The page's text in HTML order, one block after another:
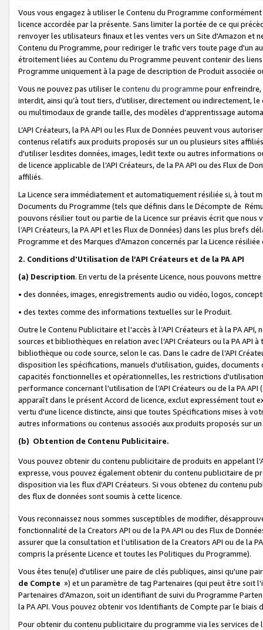
Vous vous engagez à utiliser le Contenu du Programme
licence accordée par la présente. Sans limiter la portée de ce qui
renvoyer les utilisateurs finaux et les ventes vers un Site d'Amazon et
Contenu du Programme, pour rediriger le trafic vers toute page d'un
étroitement liées au Contenu du Programme peuvent contenir des
Programme uniquement à la page de description de Produit associée
Vous ne pouvez pas utiliser le contenu du programme pour
interdit, ainsi qu’à tout tiers, d’utiliser, directement ou indirectement,
ou multimodaux de grande taille, des modèles d’apprentissage
L’API Créateurs, la PA API ou les Flux de Données peuvent vous
contenus relatifs aux produits proposés sur un ou plusieurs sites
d'utiliser lesdites données, images, ledit texte ou autres informations
de licence applicable de l’API Créateurs, de la PA API ou des Flux de
affiliés.
La Licence sera immédiatement et automatiquement résiliée si, à
Documents du Programme (tels que définis dans le Décompte de
pouvons résilier tout ou partie de la Licence sur préavis écrit que
l’API Créateurs, la PA API et les Flux de Données) dans les plus
Programme et des Marques d'Amazon concernés par la Licence
2. Conditions d'Utilisation de l’API Créateurs et de la PA API
(a) Description. En vertu de la présente Licence, nous pouvons
• des données, images, enregistrements audio ou vidéo, logos,
• des textes comme des informations textuelles sur le Produit.
Outre le Contenu Publicitaire et l'accès à l’API Créateurs et à la PA
sources et bibliothèques en relation avec l’API Créateurs ou la PA
bibliothèque ou code source, selon le cas. Dans le cadre de l’API
disposition les spécifications, manuels d'utilisation, guides,
capacités fonctionnelles et opérationnelles, les restrictions
performance concernant l'utilisation de l’API Créateurs ou de la PA
apparaît dans le présent Accord de licence, exclut expressément tout
vertu d'une licence distincte, ainsi que toutes Spécifications mises à
autres informations ou contenus associés aux produits proposés sur
(b) Obtention de Contenu Publicitaire.
Vous pouvez obtenir du contenu publicitaire de produits en appelant
expresse, vous pouvez également obtenir du contenu publicitaire de
disposition via les flux d'API Créateurs. Si vous obtenez du contenu
des flux de données sont soumis à cette licence.
Vous reconnaissez nous sommes susceptibles de modifier,
fonctionnalité de la Creators API ou de la PA API ou des Flux de
assurer que la consultation et l'utilisation de la Creators API ou de la
compris la présente Licence et toutes les Politiques du Programme).
Vous êtes tenu(e) d'utiliser une paire de clés publiques, ainsi qu'une
de Compte ») et un paramètre de tag Partenaires (qui peut être soit
Partenaires d'Amazon, soit un identifiant de suivi du Programme
la PA API. Vous pouvez obtenir vos Identifiants de Compte par le biais
Pour obtenir du contenu publicitaire du programme via les services